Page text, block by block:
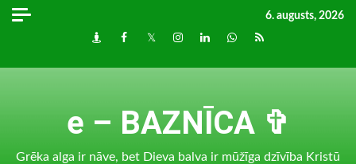
Skip
6. augusts, 2026
DraugiemFacebook
TwitterInstagram
LinkedInwhatsapp
RSS
e – BAZNĪCA ✞
Grēka alga ir nāve, bet Dieva balva ir mūžīga dzīvība Kristū